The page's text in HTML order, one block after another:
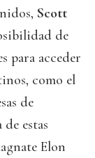
Scott
de
para acceder
como el
de
estas
Elon